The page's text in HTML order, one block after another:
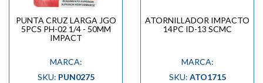
PUNTA CRUZ LARGA JGO
5PCS PH-02 1/4 - 50MM
IMPACT
MARCA:
SKU: PUN0275
ATORNILLADOR IMPACTO
14PC ID-13 SCMC
MARCA:
SKU: ATO1715